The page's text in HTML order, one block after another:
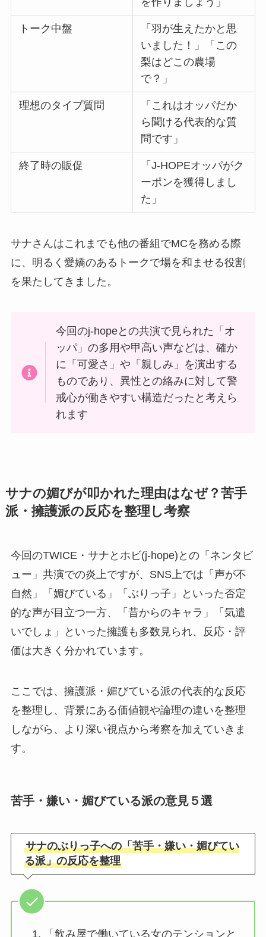
トーク中盤
「羽が生えたかと思
いました！」「この
梨はどこの農場
で？」
理想のタイプ質問
「これはオッパだか
ら聞ける代表的な質
問です」
終了時の販促
「J-HOPEオッパがク
ーポンを獲得しまし
た」
サナさんはこれまでも他の番組でMCを務める際
に、明るく愛嬌のあるトークで場を和ませる役割
を果たしてきました。
今回のj-hopeとの共演で見られた「オ
ッパ」の多用や甲高い声などは、確か
に「可愛さ」や「親しみ」を演出する
ものであり、異性との絡みに対して警
戒心が働きやすい構造だったと考えら
れます
サナの媚びが叩かれた理由はなぜ？苦手
派・擁護派の反応を整理し考察
今回のTWICE・サナとホビ(j-hope)との「ネンタビ
ュー」共演での炎上ですが、SNS上では「声が不
自然」「媚びている」「ぶりっ子」といった否定
的な声が目立つ一方、「昔からのキャラ」「気遣
いでしょ」といった擁護も多数見られ、反応・評
価は大きく分かれています。
ここでは、擁護派・媚びている派の代表的な反応
を整理し、背景にある価値観や論理の違いを整理
しながら、より深い視点から考察を加えていきま
す。
苦手・嫌い・媚びている派の意見５選
サナのぶりっ子への「苦手・嫌い・媚びてい
る派」の反応を整理
「飲み屋で働いている女のテンションと